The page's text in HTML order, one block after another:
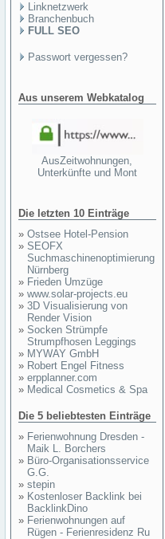
Linknetzwerk
Branchenbuch
FULL SEO
Passwort vergessen?
Aus unserem Webkatalog
AusZeitwohnungen,
Unterkünfte und Mont
Die letzten 10 Einträge
» Ostsee Hotel-Pension
» SEOFX
Suchmaschinenoptimierung
Nürnberg
» Frieden Umzüge
» www.solar-projects.eu
» 3D Visualisierung von
Render Vision
» Socken Strümpfe
Strumpfhosen Leggings
» MYWAY GmbH
» Robert Engel Fitness
» erpplanner.com
» Medical Cosmetics & Spa
Die 5 beliebtesten Einträge
» Ferienwohnung Dresden -
Maik L. Borchers
» Büro-Organisationsservice
G.G.
» stepin
» Kostenloser Backlink bei
BacklinkDino
» Ferienwohnungen auf
Rügen - Ferienresidenz Ru